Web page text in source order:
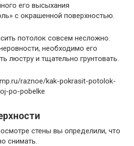
его высыхания
с окрашенной поверхностью.
потолок совсем несложно.
необходимо его
люстру и тщательно грунтовать.
raznoe/kak-pokrasit-potolok-
po-pobelke
стены вы определили, что
снимать.